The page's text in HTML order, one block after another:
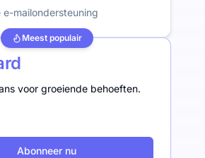
e-mailondersteuning
Meest populair
voor groeiende behoeften.
Abonneer nu